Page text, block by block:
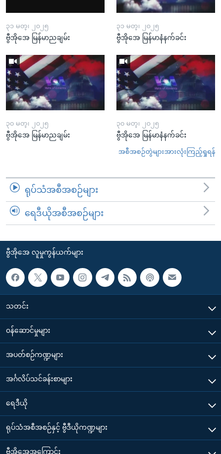
၃၁ မတ္၊ ၂၀၂၅
ဗွီအိုအေ မြန်မာညချမ်း
၃၁ မတ္၊ ၂၀၂၅
ဗွီအိုအေ မြန်မာနံနက်ခင်း
၃၀ မတ္၊ ၂၀၂၅
ဗွီအိုအေ မြန်မာညချမ်း
၃၀ မတ္၊ ၂၀၂၅
ဗွီအိုအေ မြန်မာနံနက်ခင်း
အစီအစဉ်တွဲများအားလုံးကြည့်ရှုရန်
ရုပ်သံအစီအစဉ်များ
ရေဒီယိုအစီအစဉ်များ
ဗွီအိုအေ လူမှုကွန်ယက်များ
သတင်း
၀န်ဆောင်မှုများ
အပတ်စဉ်ကဏ္ဍများ
အင်္ဂလိပ်သင်ခန်းစာများ
ရေဒီယို
ရုပ်သံအစီအစဉ်နှင့် ဗွီဒီယိုကဏ္ဍများ
ဗွီအိုအေအကြောင်း